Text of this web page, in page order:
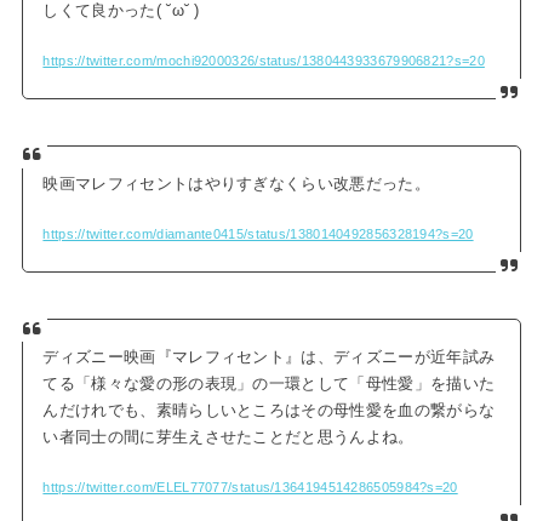
しくて良かった( ˘ω˘ )
https://twitter.com/mochi92000326/status/1380443933679906821?s=20
映画マレフィセントはやりすぎなくらい改悪だった。
https://twitter.com/diamante0415/status/1380140492856328194?s=20
ディズニー映画『マレフィセント』は、ディズニーが近年試み
てる「様々な愛の形の表現」の一環として「母性愛」を描いた
んだけれでも、素晴らしいところはその母性愛を血の繋がらな
い者同士の間に芽生えさせたことだと思うんよね。
https://twitter.com/ELEL77077/status/1364194514286505984?s=20